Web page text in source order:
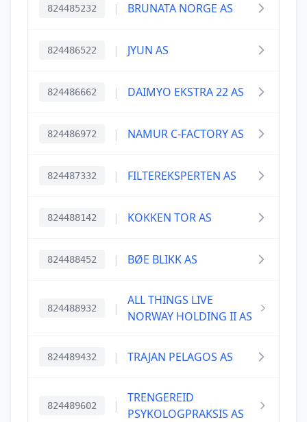
824485232 | BRUNATA NORGE AS
824486522 | JYUN AS
824486662 | DAIMYO EKSTRA 22 AS
824486972 | NAMUR C-FACTORY AS
824487332 | FILTEREKSPERTEN AS
824488142 | KOKKEN TOR AS
824488452 | BØE BLIKK AS
824488932 |
ALL THINGS LIVE
NORWAY HOLDING II AS
824489432 | TRAJAN PELAGOS AS
824489602 |
TRENGEREID
PSYKOLOGPRAKSIS AS